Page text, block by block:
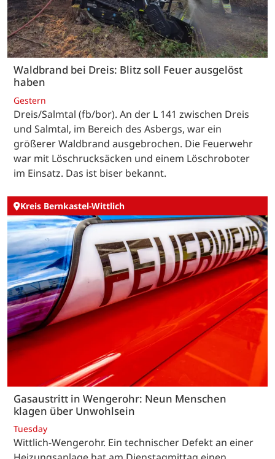
Waldbrand bei Dreis: Blitz soll Feuer ausgelöst
haben
Gestern
Dreis/Salmtal (fb/bor). An der L 141 zwischen Dreis
und Salmtal, im Bereich des Asbergs, war ein
größerer Waldbrand ausgebrochen. Die Feuerwehr
war mit Löschrucksäcken und einem Löschroboter
im Einsatz. Das ist biser bekannt.
Kreis Bernkastel-Wittlich
Gasaustritt in Wengerohr: Neun Menschen
klagen über Unwohlsein
Tuesday
Wittlich-Wengerohr. Ein technischer Defekt an einer